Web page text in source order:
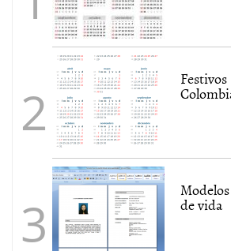
Festivos
de vida